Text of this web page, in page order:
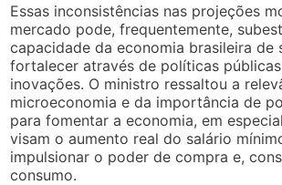
Essas inconsistências nas projeções
mercado pode, frequentemente,
capacidade da economia brasileira de
fortalecer através de políticas
inovações. O ministro ressaltou a
microeconomia e da importância de
para fomentar a economia, em
visam o aumento real do salário
impulsionar o poder de compra e,
consumo.